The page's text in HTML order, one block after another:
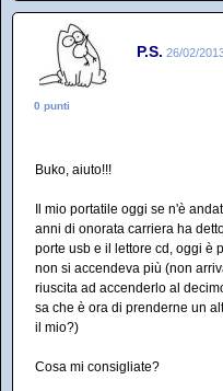
P.S. 26/02/
0 punti
Buko, aiuto!!!
Il mio portatile oggi se n'è
anni di onorata carriera ha
porte usb e il lettore cd, oggi è
non si accendeva più (non
riuscita ad accenderlo al
sa che è ora di prenderne un
il mio?)
Cosa mi consigliate?